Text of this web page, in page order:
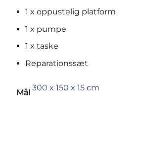
1 x oppustelig platform
1 x pumpe
1 x taske
Reparationssæt
Mål
300 x 150 x 15 cm